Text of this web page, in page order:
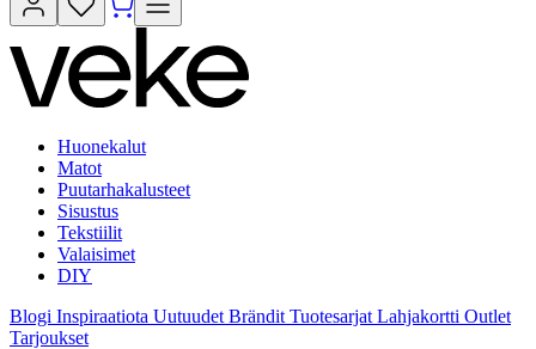
Huonekalut
Matot
Puutarhakalusteet
Sisustus
Tekstiilit
Valaisimet
DIY
Blogi Inspiraatiota Uutuudet Brändit Tuotesarjat Lahjakortti Outlet
Tarjoukset